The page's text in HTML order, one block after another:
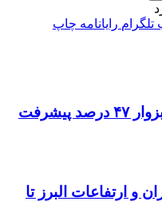
تلگرام رایانامه چاپ
بازوند: ایستگاه راه‌آهن سبزوار ۴۷ درصد پیشرفت
و ارتفاعات البرز تا